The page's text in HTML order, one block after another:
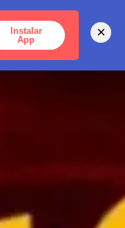
CARTAGENA
Instalar
App
×